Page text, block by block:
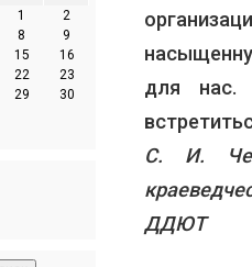
для нас.
С. И.
ДДЮТ
1
2
8
9
15
16
22
23
29
30